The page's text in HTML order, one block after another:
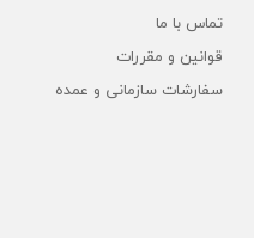
تماس با ما
قوانین و مقررات
سفارشات سازمانی و عمده